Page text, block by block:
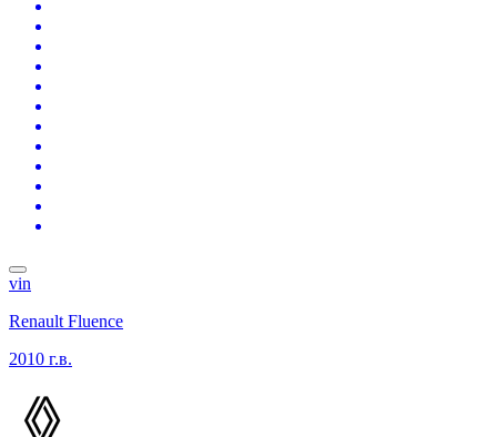
vin
Renault Fluence
2010 г.в.